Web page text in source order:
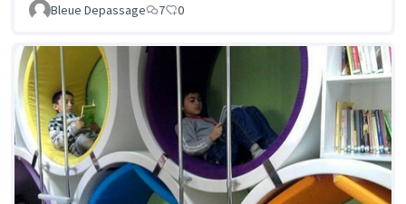
Bleue Depassage
7 0